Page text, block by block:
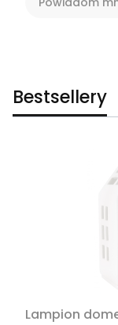
Bestsellery
Lampion